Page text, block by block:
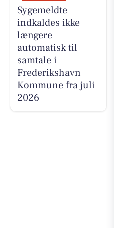
Sygemeldte
indkaldes ikke
længere
automatisk til
samtale i
Frederikshavn
Kommune fra juli
2026